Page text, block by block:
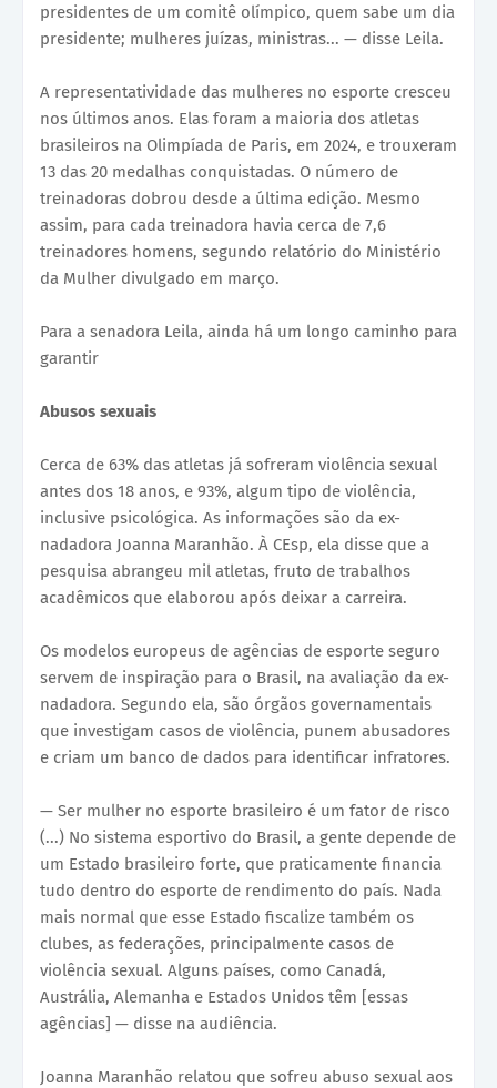
presidentes de um comitê olímpico, quem sabe um dia
presidente; mulheres juízas, ministras... — disse Leila.
A representatividade das mulheres no esporte cresceu
nos últimos anos. Elas foram a maioria dos atletas
brasileiros na Olimpíada de Paris, em 2024, e trouxeram
13 das 20 medalhas conquistadas. O número de
treinadoras dobrou desde a última edição. Mesmo
assim, para cada treinadora havia cerca de 7,6
treinadores homens, segundo relatório do Ministério
da Mulher divulgado em março.
Para a senadora Leila, ainda há um longo caminho para
garantir
Abusos sexuais
Cerca de 63% das atletas já sofreram violência sexual
antes dos 18 anos, e 93%, algum tipo de violência,
inclusive psicológica. As informações são da ex-
nadadora Joanna Maranhão. À CEsp, ela disse que a
pesquisa abrangeu mil atletas, fruto de trabalhos
acadêmicos que elaborou após deixar a carreira.
Os modelos europeus de agências de esporte seguro
servem de inspiração para o Brasil, na avaliação da ex-
nadadora. Segundo ela, são órgãos governamentais
que investigam casos de violência, punem abusadores
e criam um banco de dados para identificar infratores.
— Ser mulher no esporte brasileiro é um fator de risco
(...) No sistema esportivo do Brasil, a gente depende de
um Estado brasileiro forte, que praticamente financia
tudo dentro do esporte de rendimento do país. Nada
mais normal que esse Estado fiscalize também os
clubes, as federações, principalmente casos de
violência sexual. Alguns países, como Canadá,
Austrália, Alemanha e Estados Unidos têm [essas
agências] — disse na audiência.
Joanna Maranhão relatou que sofreu abuso sexual aos